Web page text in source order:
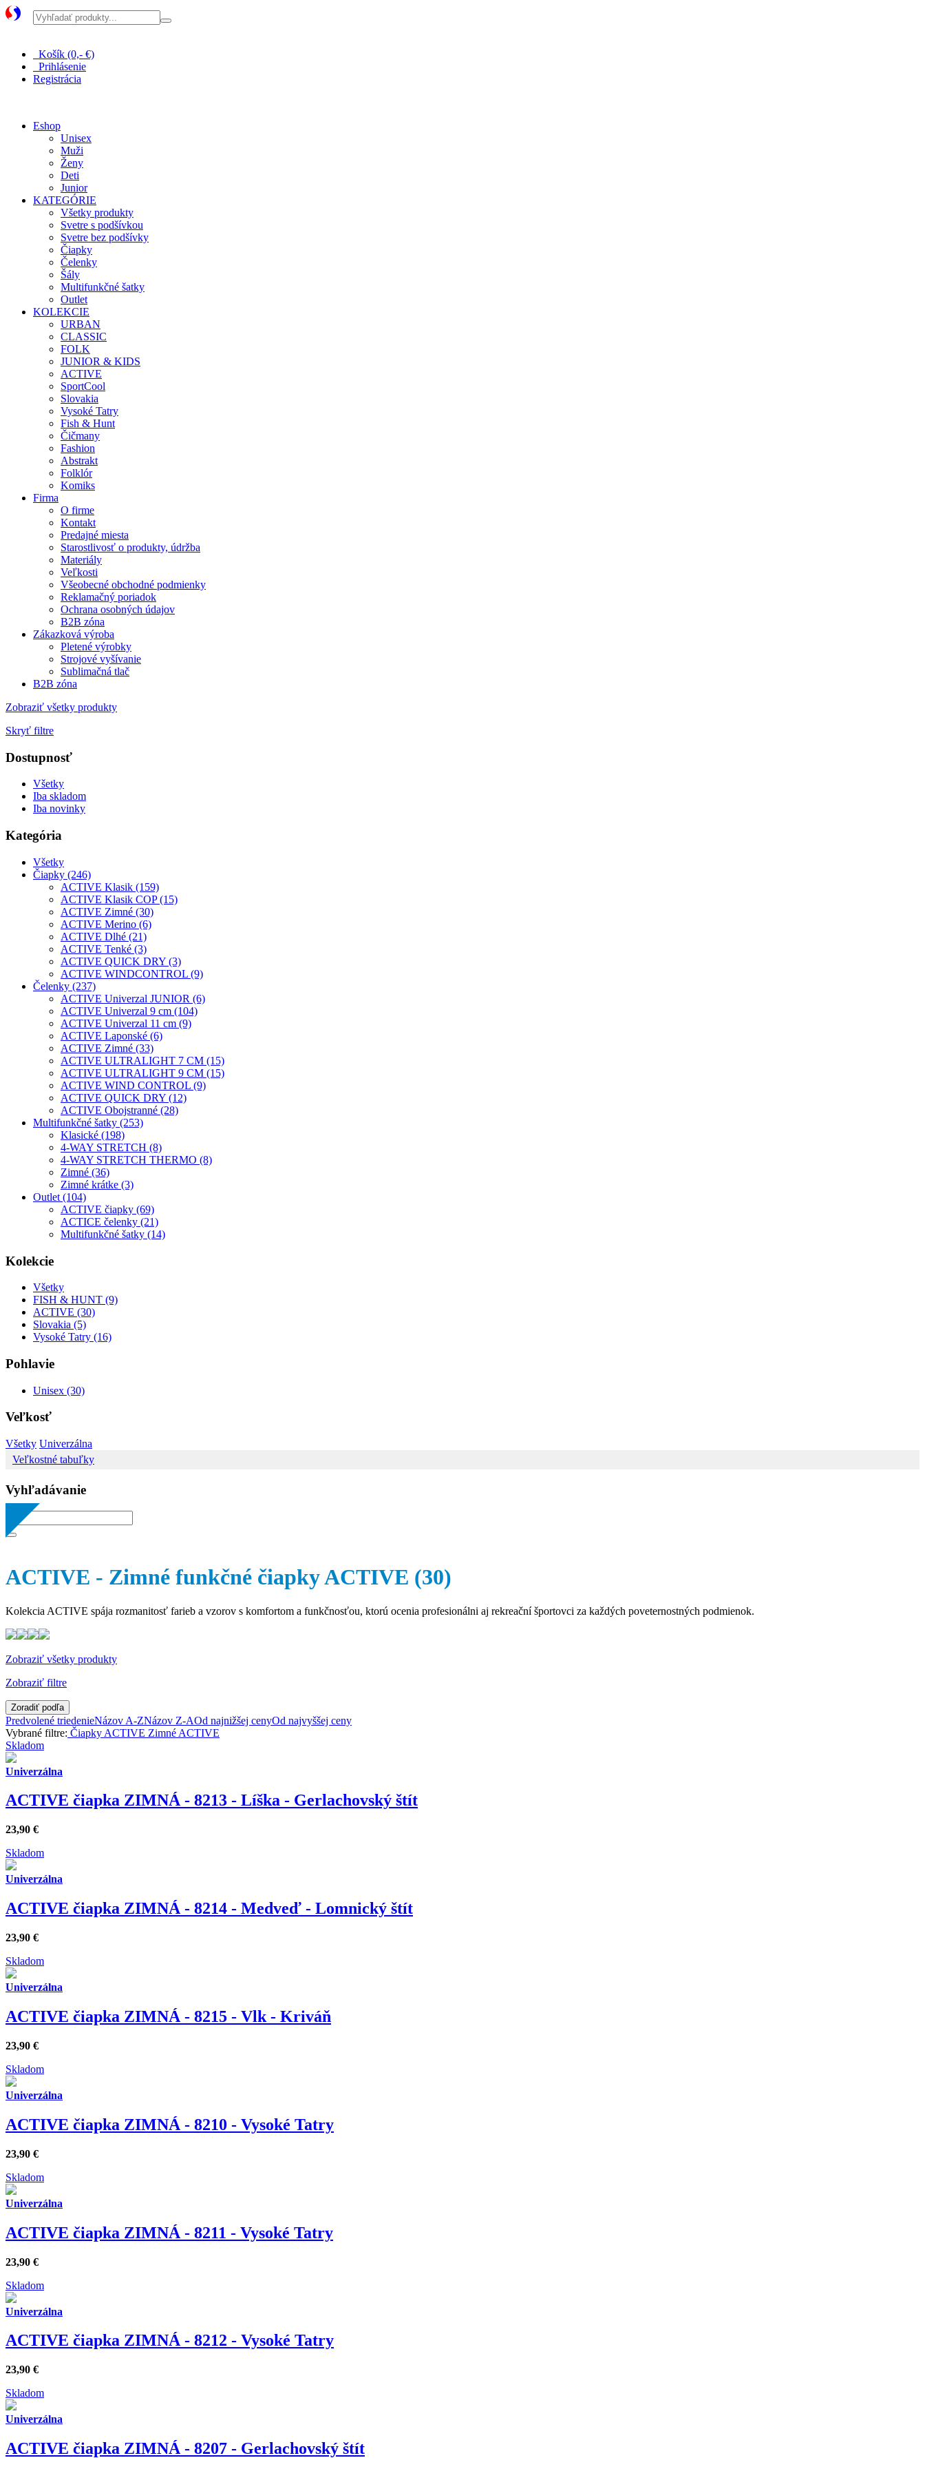
Košík (0,- €)
Prihlásenie
Registrácia
Eshop
Unisex
Muži
Ženy
Deti
Junior
KATEGÓRIE
Všetky produkty
Svetre s podšívkou
Svetre bez podšívky
Čiapky
Čelenky
Šály
Multifunkčné šatky
Outlet
KOLEKCIE
URBAN
CLASSIC
FOLK
JUNIOR & KIDS
ACTIVE
SportCool
Slovakia
Vysoké Tatry
Fish & Hunt
Čičmany
Fashion
Abstrakt
Folklór
Komiks
Firma
O firme
Kontakt
Predajné miesta
Starostlivosť o produkty, údržba
Materiály
Veľkosti
Všeobecné obchodné podmienky
Reklamačný poriadok
Ochrana osobných údajov
B2B zóna
Zákazková výroba
Pletené výrobky
Strojové vyšívanie
Sublimačná tlač
B2B zóna
Zobraziť všetky produkty
Skryť filtre
Dostupnosť
Všetky
Iba skladom
Iba novinky
Kategória
Všetky
Čiapky (246)
ACTIVE Klasik (159)
ACTIVE Klasik COP (15)
ACTIVE Zimné (30)
ACTIVE Merino (6)
ACTIVE Dlhé (21)
ACTIVE Tenké (3)
ACTIVE QUICK DRY (3)
ACTIVE WINDCONTROL (9)
Čelenky (237)
ACTIVE Univerzal JUNIOR (6)
ACTIVE Univerzal 9 cm (104)
ACTIVE Univerzal 11 cm (9)
ACTIVE Laponské (6)
ACTIVE Zimné (33)
ACTIVE ULTRALIGHT 7 CM (15)
ACTIVE ULTRALIGHT 9 CM (15)
ACTIVE WIND CONTROL (9)
ACTIVE QUICK DRY (12)
ACTIVE Obojstranné (28)
Multifunkčné šatky (253)
Klasické (198)
4-WAY STRETCH (8)
4-WAY STRETCH THERMO (8)
Zimné (36)
Zimné krátke (3)
Outlet (104)
ACTIVE čiapky (69)
ACTICE čelenky (21)
Multifunkčné šatky (14)
Kolekcie
Všetky
FISH & HUNT (9)
ACTIVE (30)
Slovakia (5)
Vysoké Tatry (16)
Pohlavie
Unisex (30)
Veľkosť
Všetky Univerzálna
Veľkostné tabuľky
Vyhľadávanie
ACTIVE - Zimné funkčné čiapky ACTIVE (30)
Kolekcia ACTIVE spája rozmanitosť farieb a vzorov s komfortom a funkčnosťou, ktorú ocenia profesionálni aj rekreační športovci za každých poveternostných podmienok.
Zobraziť všetky produkty
Zobraziť filtre
Zoradiť podľa
Predvolené triedenieNázov A-ZNázov Z-AOd najnižšej cenyOd najvyššej ceny
Vybrané filtre: Čiapky ACTIVE Zimné ACTIVE
Skladom
Univerzálna
ACTIVE čiapka ZIMNÁ - 8213 - Líška - Gerlachovský štít
23,90 €
Skladom
Univerzálna
ACTIVE čiapka ZIMNÁ - 8214 - Medveď - Lomnický štít
23,90 €
Skladom
Univerzálna
ACTIVE čiapka ZIMNÁ - 8215 - Vlk - Kriváň
23,90 €
Skladom
Univerzálna
ACTIVE čiapka ZIMNÁ - 8210 - Vysoké Tatry
23,90 €
Skladom
Univerzálna
ACTIVE čiapka ZIMNÁ - 8211 - Vysoké Tatry
23,90 €
Skladom
Univerzálna
ACTIVE čiapka ZIMNÁ - 8212 - Vysoké Tatry
23,90 €
Skladom
Univerzálna
ACTIVE čiapka ZIMNÁ - 8207 - Gerlachovský štít